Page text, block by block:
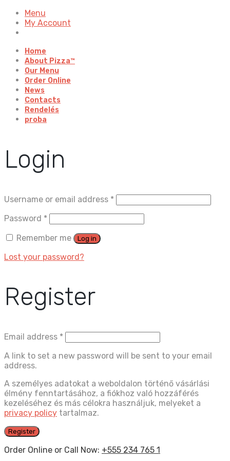
Menu
My Account
Home
About Pizza™
Our Menu
Order Online
News
Contacts
Rendelés
proba
Login
Username or email address *
Password *
Remember me
Log in
Lost your password?
Register
Email address *
A link to set a new password will be sent to your email
address.
A személyes adatokat a weboldalon történő vásárlási
élmény fenntartásához, a fiókhoz való hozzáférés
kezeléséhez és más célokra használjuk, melyeket a
privacy policy tartalmaz.
Register
Order Online or Call Now: +555 234 765 1